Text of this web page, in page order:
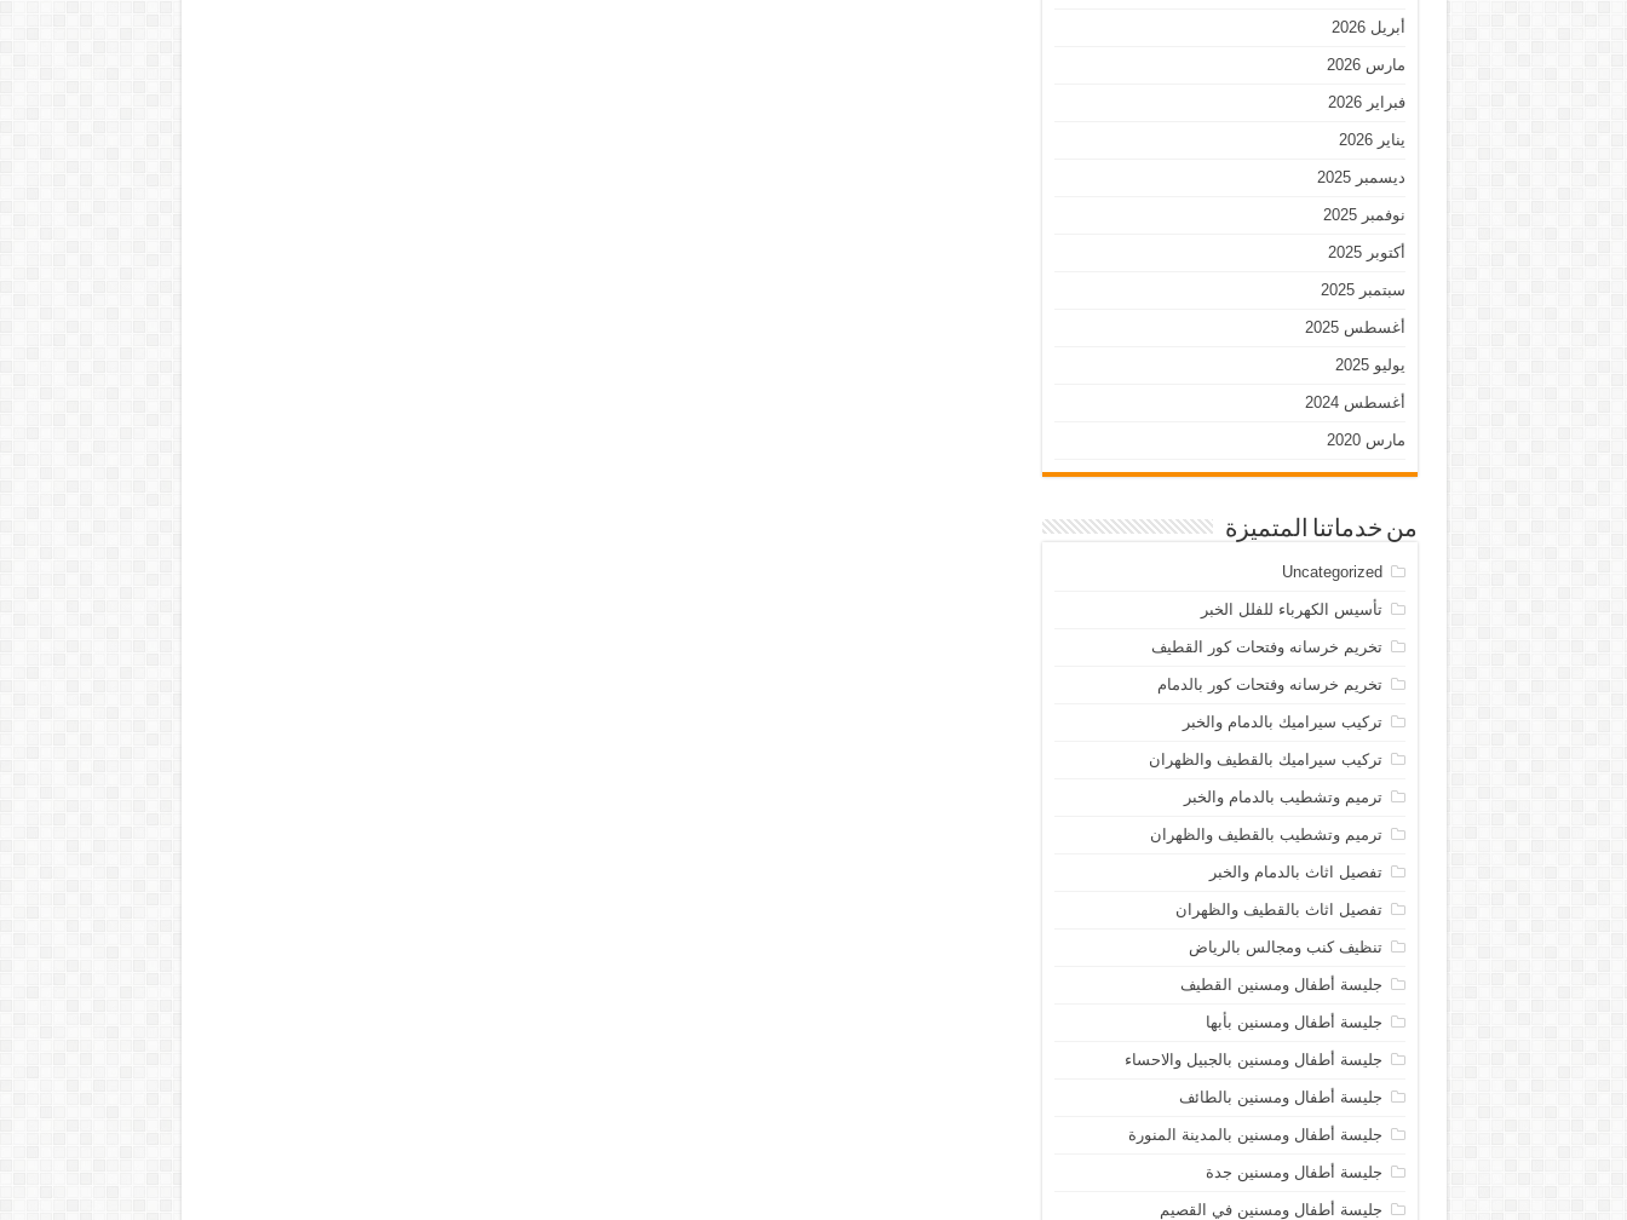
أبريل 2026
مارس 2026
فبراير 2026
يناير 2026
ديسمبر 2025
نوفمبر 2025
أكتوبر 2025
سبتمبر 2025
أغسطس 2025
يوليو 2025
أغسطس 2024
مارس 2020
من خدماتنا المتميزة
Uncategorized
تأسيس الكهرباء للفلل الخبر
تخريم خرسانه وفتحات كور القطيف
تخريم خرسانه وفتحات كور بالدمام
تركيب سيراميك بالدمام والخبر
تركيب سيراميك بالقطيف والظهران
ترميم وتشطيب بالدمام والخبر
ترميم وتشطيب بالقطيف والظهران
تفصيل اثاث بالدمام والخبر
تفصيل اثاث بالقطيف والظهران
تنظيف كنب ومجالس بالرياض
جليسة أطفال ومسنين القطيف
جليسة أطفال ومسنين بأبها
جليسة أطفال ومسنين بالجبيل والاحساء
جليسة أطفال ومسنين بالطائف
جليسة أطفال ومسنين بالمدينة المنورة
جليسة أطفال ومسنين جدة
جليسة أطفال ومسنين في القصيم